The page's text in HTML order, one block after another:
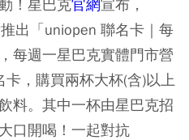
！星巴克官網宣布，
出「uniopen 聯名卡｜每
每週一星巴克實體門市營
，購買兩杯大杯(含)以上
料。其中一杯由星巴克招
口開喝！一起對抗